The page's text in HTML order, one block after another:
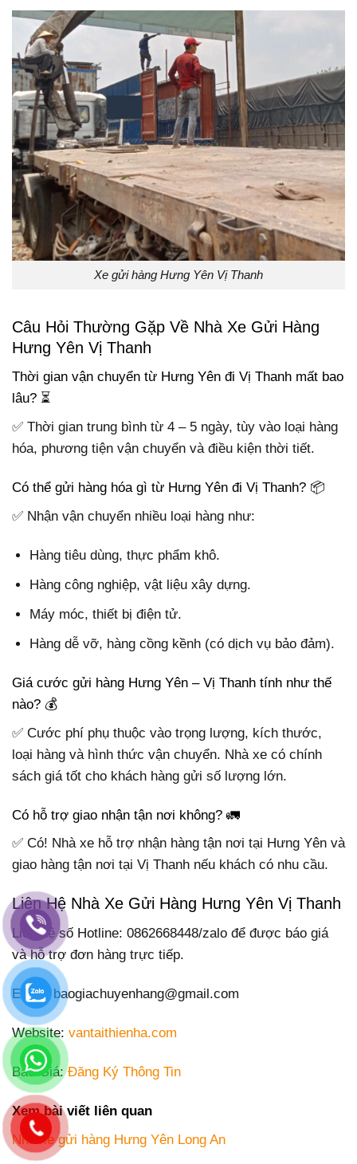
Xe gửi hàng Hưng Yên Vị Thanh
Câu Hỏi Thường Gặp Về Nhà Xe Gửi Hàng
Hưng Yên Vị Thanh
Thời gian vận chuyển từ Hưng Yên đi Vị Thanh mất bao
lâu? ⏳
✅ Thời gian trung bình từ 4 – 5 ngày, tùy vào loại hàng
hóa, phương tiện vận chuyển và điều kiện thời tiết.
Có thể gửi hàng hóa gì từ Hưng Yên đi Vị Thanh? 📦
✅ Nhận vận chuyển nhiều loại hàng như:
Hàng tiêu dùng, thực phẩm khô.
Hàng công nghiệp, vật liệu xây dựng.
Máy móc, thiết bị điện tử.
Hàng dễ vỡ, hàng cồng kềnh (có dịch vụ bảo đảm).
Giá cước gửi hàng Hưng Yên – Vị Thanh tính như thế
nào? 💰
✅ Cước phí phụ thuộc vào trọng lượng, kích thước,
loại hàng và hình thức vận chuyển. Nhà xe có chính
sách giá tốt cho khách hàng gửi số lượng lớn.
Có hỗ trợ giao nhận tận nơi không? 🚛
✅ Có! Nhà xe hỗ trợ nhận hàng tận nơi tại Hưng Yên và
giao hàng tận nơi tại Vị Thanh nếu khách có nhu cầu.
Liên Hệ Nhà Xe Gửi Hàng Hưng Yên Vị Thanh
Liên hệ số Hotline: 0862668448/zalo để được báo giá
và hỗ trợ đơn hàng trực tiếp.
Email: baogiachuyenhang@gmail.com
Website: vantaithienha.com
Báo Giá:Đăng Ký Thông Tin
Xem bài viết liên quan
Nhà xe gửi hàng Hưng Yên Long An